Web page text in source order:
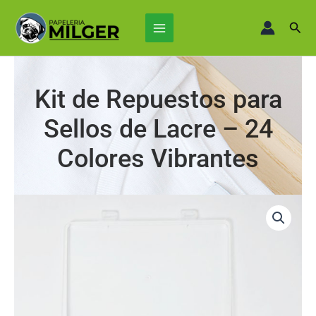
contenido
Main
Menu
Kit de Repuestos para
Sellos de Lacre – 24
Colores Vibrantes